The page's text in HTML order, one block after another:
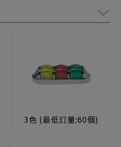
3色 (最低訂量:60個)